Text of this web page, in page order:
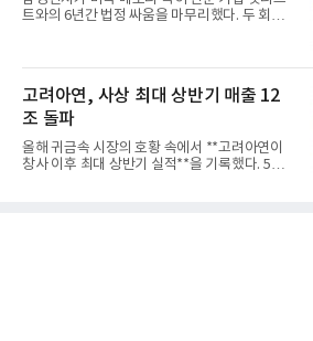
트와의 6년간 법정 싸움을 마무리했다. 두 회사
고려아연, 사상 최대 상반기 매출 12
조 돌파
올해 귀금속 시장의 호황 속에서 **고려아연이
창사 이후 최대 상반기 실적**을 기록했다. 5일